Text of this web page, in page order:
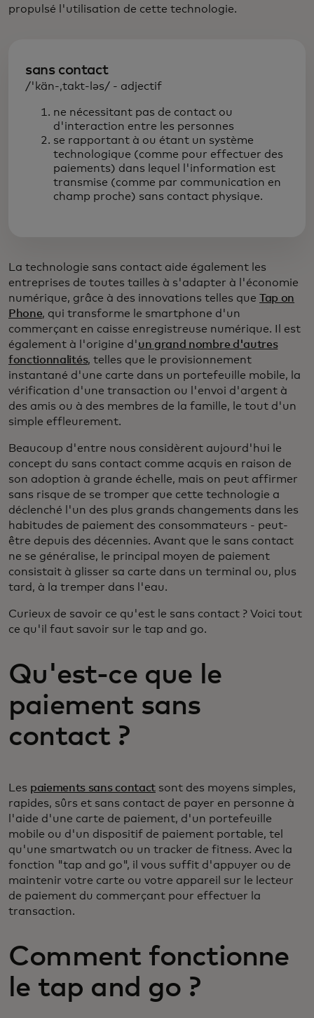
propulsé l'utilisation de cette technologie.
sans contact
/'kän-,takt-ləs/ - adjectif
ne nécessitant pas de contact ou
d'interaction entre les personnes
se rapportant à ou étant un système
technologique (comme pour effectuer des
paiements) dans lequel l'information est
transmise (comme par communication en
champ proche) sans contact physique.
La technologie sans contact aide également les
entreprises de toutes tailles à s'adapter à l'économie
numérique, grâce à des innovations telles que Tap on
Phone, qui transforme le smartphone d'un
commerçant en caisse enregistreuse numérique. Il est
également à l'origine d'un grand nombre d'autres
fonctionnalités, telles que le provisionnement
instantané d'une carte dans un portefeuille mobile, la
vérification d'une transaction ou l'envoi d'argent à
des amis ou à des membres de la famille, le tout d'un
simple effleurement.
Beaucoup d'entre nous considèrent aujourd'hui le
concept du sans contact comme acquis en raison de
son adoption à grande échelle, mais on peut affirmer
sans risque de se tromper que cette technologie a
déclenché l'un des plus grands changements dans les
habitudes de paiement des consommateurs - peut-
être depuis des décennies. Avant que le sans contact
ne se généralise, le principal moyen de paiement
consistait à glisser sa carte dans un terminal ou, plus
tard, à la tremper dans l'eau.
Curieux de savoir ce qu'est le sans contact ? Voici tout
ce qu'il faut savoir sur le tap and go.
Qu'est-ce que le
paiement sans
contact ?
Les paiements sans contactsont des moyens simples,
rapides, sûrs et sans contact de payer en personne à
l'aide d'une carte de paiement, d'un portefeuille
mobile ou d'un dispositif de paiement portable, tel
qu'une smartwatch ou un tracker de fitness. Avec la
fonction "tap and go", il vous suffit d'appuyer ou de
maintenir votre carte ou votre appareil sur le lecteur
de paiement du commerçant pour effectuer la
transaction.
Comment fonctionne
le tap and go ?